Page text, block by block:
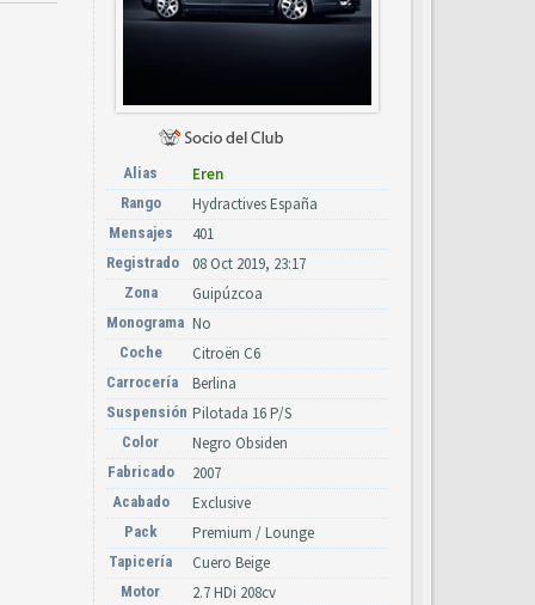
Alias Eren
Rango Hydractives España
Mensajes 401
Registrado 08 Oct 2019, 23:17
Zona Guipúzcoa
Monograma No
Coche Citroën C6
Carrocería Berlina
Suspensión Pilotada 16 P/S
Color Negro Obsiden
Fabricado 2007
Acabado Exclusive
Pack Premium / Lounge
Tapicería Cuero Beige
Motor 2.7 HDi 208cv